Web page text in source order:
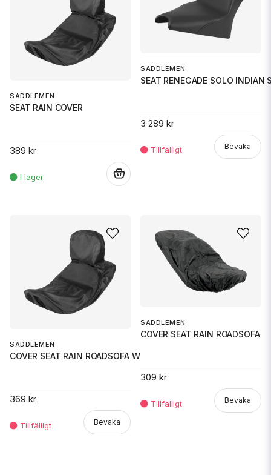
SADDLEMEN
SEAT RAIN COVER
389 kr
SADDLEMEN
SEAT RENEGADE SOLO INDIAN
3 289 kr
Bevaka
SADDLEMEN
COVER SEAT RAIN ROADSOFA W DRI
369 kr
Bevaka
SADDLEMEN
COVER SEAT RAIN ROADSOFA
309 kr
Bevaka